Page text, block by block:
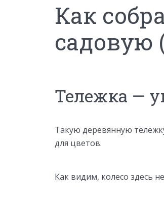
Как
садовую
Тележка —
Такую деревянную
для цветов.
Как видим, колесо здесь